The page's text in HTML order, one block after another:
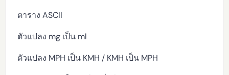
ตาราง ASCII
ตัวแปลง mg เป็น ml
ตัวแปลง MPH เป็น KMH / KMH เป็น MPH